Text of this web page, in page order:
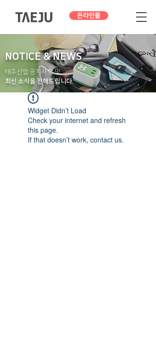
온라인몰
NOTICE & NEWS
태주산업 공지사항 및
최신 소식을 전해드립니다.
Widget Didn’t Load
Check your internet and refresh
this page.
If that doesn’t work, contact us.